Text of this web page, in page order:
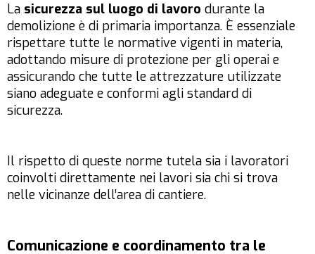
La sicurezza sul luogo di lavoro durante la
demolizione è di primaria importanza. È essenziale
rispettare tutte le normative vigenti in materia,
adottando misure di protezione per gli operai e
assicurando che tutte le attrezzature utilizzate
siano adeguate e conformi agli standard di
sicurezza.
Il rispetto di queste norme tutela sia i lavoratori
coinvolti direttamente nei lavori sia chi si trova
nelle vicinanze dell’area di cantiere.
Comunicazione e coordinamento tra le